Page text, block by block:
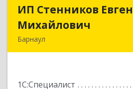
ИП Стенников
Михайлович
Барнаул
1С:Специалист
ИП